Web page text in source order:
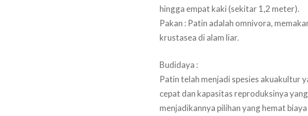
hingga empat kaki (sekitar 1,2 meter).
Pakan : Patin adalah omnivora,
krustasea di alam liar.
Budidaya :
Patin telah menjadi spesies akuakultur
cepat dan kapasitas reproduksinya
menjadikannya pilihan yang hemat